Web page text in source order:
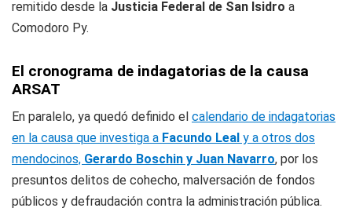
remitido desde la Justicia Federal de San Isidro a
Comodoro Py.
El cronograma de indagatorias de la causa
ARSAT
En paralelo, ya quedó definido el calendario de indagatorias
en la causa que investiga a Facundo Leal y a otros dos
mendocinos, Gerardo Boschin y Juan Navarro, por los
presuntos delitos de cohecho, malversación de fondos
públicos y defraudación contra la administración pública.